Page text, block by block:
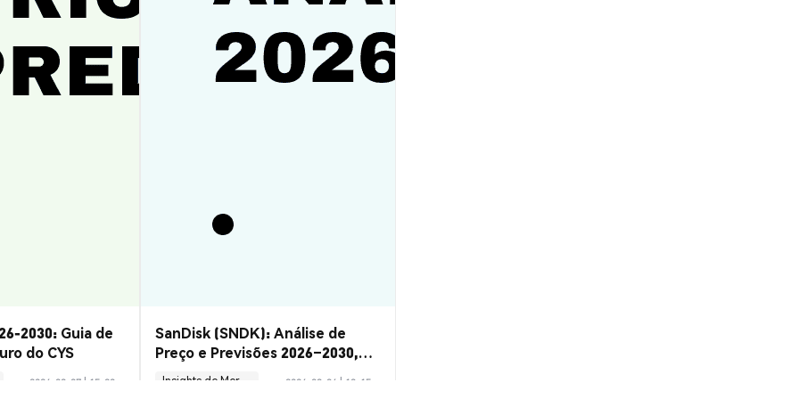
2030: Guia de
do CYS
2026-08-07 | 15-20m
SanDisk (SNDK): Análise de
Preço e Previsões 2026–2030,
Vale a Pena?
2026-08-06 | 10-15m